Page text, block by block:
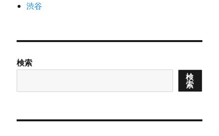
渋谷
検索
検
索